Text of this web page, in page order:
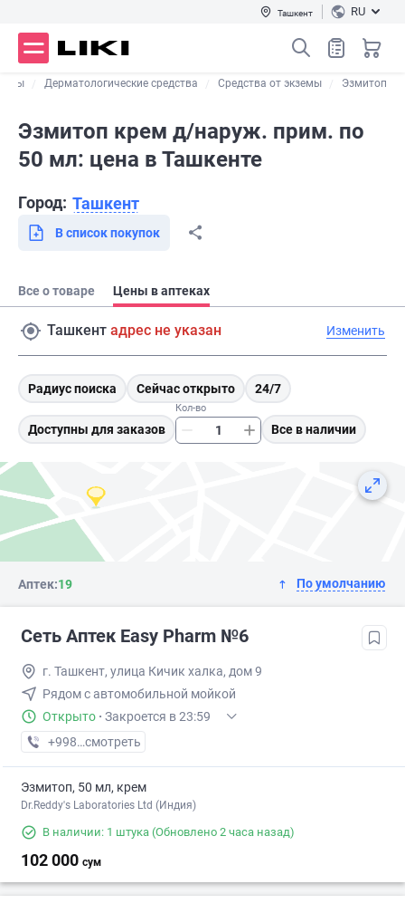
Ташкент RU
Дерматологические средства Средства от экземы Эзмитоп
Эзмитоп крем д/наруж. прим. по
50 мл: цена в Ташкенте
Город: Ташкент
В список покупок
Все о товаре Цены в аптеках
Ташкент адрес не указан Изменить
Радиус поиска Сейчас открыто 24/7
Доступны для заказов
Кол-во
Все в наличии
Аптек:19 По умолчанию
Сеть Аптек Easy Pharm №6
г. Ташкент, улица Кичик халка, дом 9
Рядом с автомобильной мойкой
Открыто · Закроется в 23:59
+998 (78) XXX-XX-XX
смотреть
Эзмитоп, 50 мл, крем
Dr.Reddy's Laboratories Ltd (Индия)
В наличии: 1 штука (Обновлено 2 часа назад)
102 000 сум